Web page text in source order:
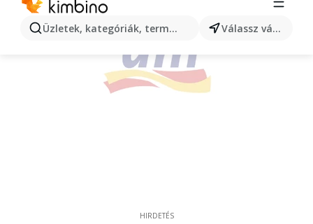
Üzletek, kategóriák, termékek keresése... Válassz várost
HIRDETÉS